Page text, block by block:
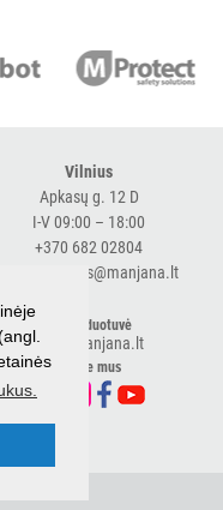
Vilnius
Apkasų g. 12 D
I-V 09:00 – 18:00
+370 682 02804
expressvilnius@manjana.lt
El. parduotuvė
shop.manjana.lt
Sekite mus